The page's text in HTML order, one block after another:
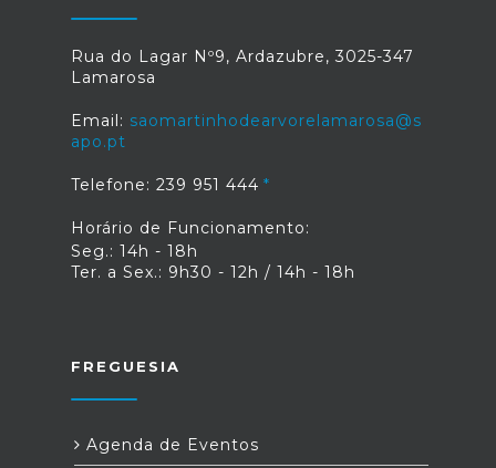
Rua do Lagar Nº9, Ardazubre, 3025-347
Lamarosa
Email: saomartinhodearvorelamarosa@s
apo.pt
Telefone: 239 951 444
Horário de Funcionamento:
Seg.: 14h - 18h
Ter. a Sex.: 9h30 - 12h / 14h - 18h
FREGUESIA
Agenda de Eventos